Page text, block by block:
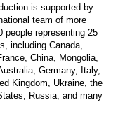
is supported by
team of more
people representing 25
including Canada,
China, Mongolia,
Germany, Italy,
Kingdom, Ukraine, the
Russia, and many